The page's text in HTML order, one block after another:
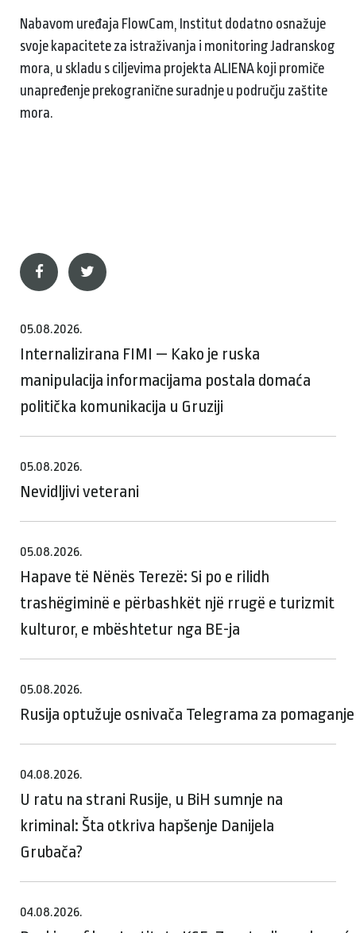
Nabavom uređaja FlowCam, Institut dodatno osnažuje
svoje kapacitete za istraživanja i monitoring Jadranskog
mora, u skladu s ciljevima projekta ALIENA koji promiče
unapređenje prekogranične suradnje u području zaštite
mora.
05.08.2026.
Internalizirana FIMI — Kako je ruska
manipulacija informacijama postala domaća
politička komunikacija u Gruziji
05.08.2026.
Nevidljivi veterani
05.08.2026.
Hapave të Nënës Terezë: Si po e rilidh
trashëgiminë e përbashkët një rrugë e turizmit
kulturor, e mbështetur nga BE-ja
05.08.2026.
Rusija optužuje osnivača Telegrama za
04.08.2026.
U ratu na strani Rusije, u BiH sumnje na
kriminal: Šta otkriva hapšenje Danijela
Grubača?
04.08.2026.